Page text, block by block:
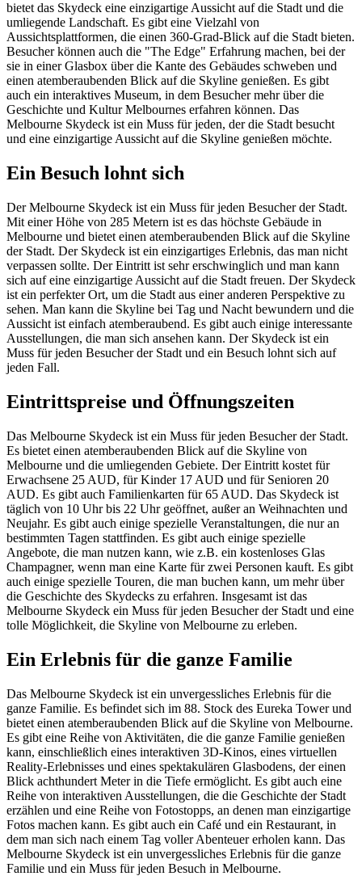
bietet das Skydeck eine einzigartige Aussicht auf die Stadt und die
umliegende Landschaft. Es gibt eine Vielzahl von
Aussichtsplattformen, die einen 360-Grad-Blick auf die Stadt bieten.
Besucher können auch die "The Edge" Erfahrung machen, bei der
sie in einer Glasbox über die Kante des Gebäudes schweben und
einen atemberaubenden Blick auf die Skyline genießen. Es gibt
auch ein interaktives Museum, in dem Besucher mehr über die
Geschichte und Kultur Melbournes erfahren können. Das
Melbourne Skydeck ist ein Muss für jeden, der die Stadt besucht
und eine einzigartige Aussicht auf die Skyline genießen möchte.
Ein Besuch lohnt sich
Der Melbourne Skydeck ist ein Muss für jeden Besucher der Stadt.
Mit einer Höhe von 285 Metern ist es das höchste Gebäude in
Melbourne und bietet einen atemberaubenden Blick auf die Skyline
der Stadt. Der Skydeck ist ein einzigartiges Erlebnis, das man nicht
verpassen sollte. Der Eintritt ist sehr erschwinglich und man kann
sich auf eine einzigartige Aussicht auf die Stadt freuen. Der Skydeck
ist ein perfekter Ort, um die Stadt aus einer anderen Perspektive zu
sehen. Man kann die Skyline bei Tag und Nacht bewundern und die
Aussicht ist einfach atemberaubend. Es gibt auch einige interessante
Ausstellungen, die man sich ansehen kann. Der Skydeck ist ein
Muss für jeden Besucher der Stadt und ein Besuch lohnt sich auf
jeden Fall.
Eintrittspreise und Öffnungszeiten
Das Melbourne Skydeck ist ein Muss für jeden Besucher der Stadt.
Es bietet einen atemberaubenden Blick auf die Skyline von
Melbourne und die umliegenden Gebiete. Der Eintritt kostet für
Erwachsene 25 AUD, für Kinder 17 AUD und für Senioren 20
AUD. Es gibt auch Familienkarten für 65 AUD. Das Skydeck ist
täglich von 10 Uhr bis 22 Uhr geöffnet, außer an Weihnachten und
Neujahr. Es gibt auch einige spezielle Veranstaltungen, die nur an
bestimmten Tagen stattfinden. Es gibt auch einige spezielle
Angebote, die man nutzen kann, wie z.B. ein kostenloses Glas
Champagner, wenn man eine Karte für zwei Personen kauft. Es gibt
auch einige spezielle Touren, die man buchen kann, um mehr über
die Geschichte des Skydecks zu erfahren. Insgesamt ist das
Melbourne Skydeck ein Muss für jeden Besucher der Stadt und eine
tolle Möglichkeit, die Skyline von Melbourne zu erleben.
Ein Erlebnis für die ganze Familie
Das Melbourne Skydeck ist ein unvergessliches Erlebnis für die
ganze Familie. Es befindet sich im 88. Stock des Eureka Tower und
bietet einen atemberaubenden Blick auf die Skyline von Melbourne.
Es gibt eine Reihe von Aktivitäten, die die ganze Familie genießen
kann, einschließlich eines interaktiven 3D-Kinos, eines virtuellen
Reality-Erlebnisses und eines spektakulären Glasbodens, der einen
Blick achthundert Meter in die Tiefe ermöglicht. Es gibt auch eine
Reihe von interaktiven Ausstellungen, die die Geschichte der Stadt
erzählen und eine Reihe von Fotostopps, an denen man einzigartige
Fotos machen kann. Es gibt auch ein Café und ein Restaurant, in
dem man sich nach einem Tag voller Abenteuer erholen kann. Das
Melbourne Skydeck ist ein unvergessliches Erlebnis für die ganze
Familie und ein Muss für jeden Besuch in Melbourne.